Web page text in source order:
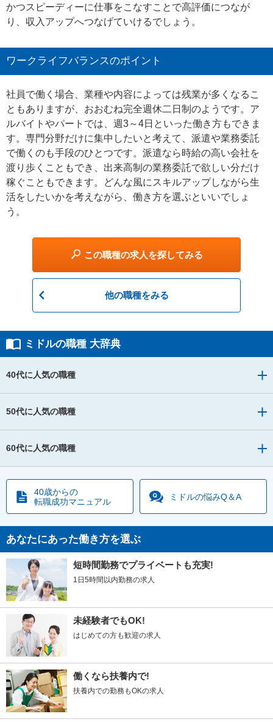
かつスピーディーに仕事をこなすことで高評価につなが
り、収入アップへつなげていけるでしょう。
ワークライフバランスのポイント
社員で働く場合、業種や内容によっては残業が多くなるこ
ともありますが、おおむね完全週休二日制のようです。ア
ルバイトやパートでは、週3～4日といった働き方もできま
す。専門分野だけに集中したいと考えて、派遣や業務委託
で働くのも手段のひとつです。派遣なら時給の高い会社を
渡り歩くこともでき、出来高制の業務委託で欲しい分だけ
稼ぐこともできます。どんな風にスキルアップしながら生
活をしたいかを考えながら、働き方を選ぶといいでしょ
う。
この職種の求人を探してみる
他の職種をみる
ミドルの職種 大辞典
40代に人気の職種
50代に人気の職種
60代に人気の職種
40歳からの
転職成功マニュアル
ミドルの悩みQ＆A
あなたにあった働き方を選ぶ
短時間勤務でプライベートも充実!
1日5時間以内勤務の求人
未経験者でもOK!
はじめての方も歓迎の求人
働くなら扶養内で!
扶養内での勤務もOKの求人